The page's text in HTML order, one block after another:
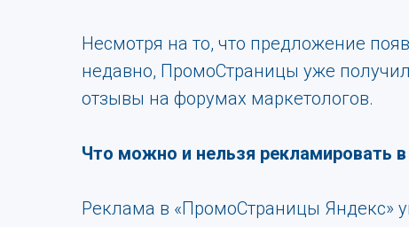
Несмотря на то, что предложение
недавно, ПромоСтраницы уже
отзывы на форумах маркетологов.
Что можно и нельзя рекламировать
Реклама в «ПромоСтраницы Яндекс»